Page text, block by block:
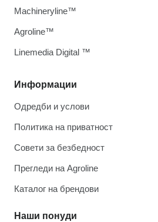
Информации
Одредби и услови
Политика на приватност
Совети за безбедност
Прегледи на Agroline
Каталог на брендови
Наши понуди
Machineryline™
Agroline™
Linemedia Digital ™